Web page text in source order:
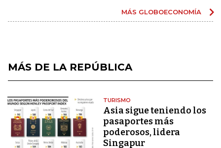
MÁS GLOBOECONOMÍA
MÁS DE LA REPÚBLICA
TURISMO
Asia sigue teniendo los
pasaportes más
poderosos, lidera
Singapur